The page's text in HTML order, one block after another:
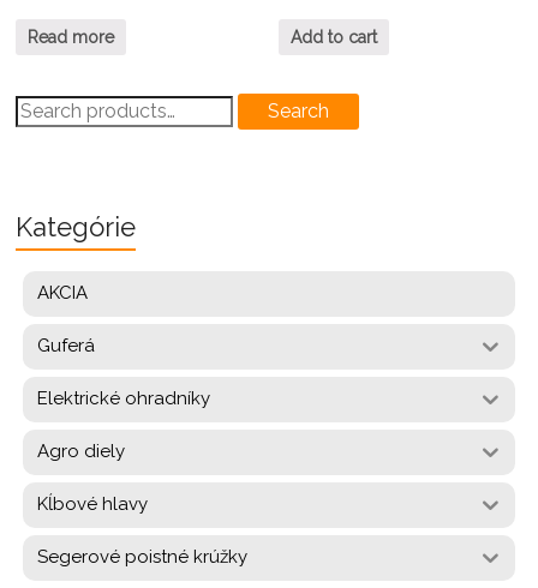
Read more Add to cart
Search
for:
Search
Kategórie
AKCIA
Guferá
Elektrické ohradníky
Agro diely
Kĺbové hlavy
Segerové poistné krúžky